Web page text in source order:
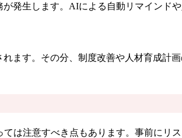
発生します。AIによる自動リマインド
ます。その分、制度改善や人材育成計
は注意すべき点もあります。事前にリ